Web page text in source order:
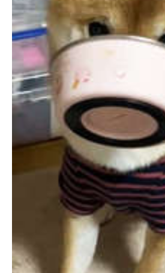
いぬ部をフォロー
ね
アプリをダウンロ